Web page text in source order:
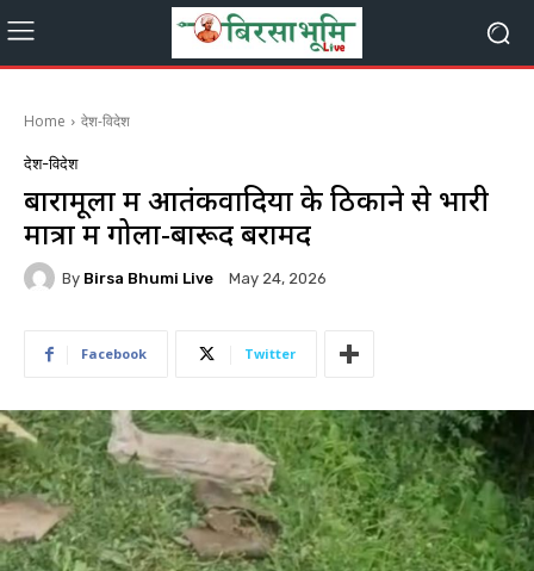
Home देश-विदेश
देश-विदेश
बारामूला में आतंकवादियों के ठिकाने से भारी
मात्रा में गोला-बारूद बरामद
By Birsa Bhumi Live May 24, 2026
Facebook Twitter